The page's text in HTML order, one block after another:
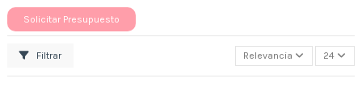
Solicitar Presupuesto
Filtrar Relevancia 24